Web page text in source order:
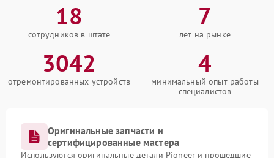
18
сотрудников в штате
7
лет на рынке
3042
отремонтированных устройств
4
минимальный опыт работы
специалистов
Оригинальные запчасти и
сертифицированные мастера
Используются оригинальные детали Pioneer и прошедшие